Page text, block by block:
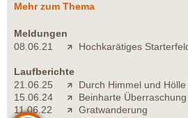
Mehr zum Thema
Meldungen
08.06.21
Hochkarätiges
Laufberichte
21.06.25
Durch Himmel und Hölle
15.06.24
Beinharte Überraschung
11.06.22
Gratwanderung